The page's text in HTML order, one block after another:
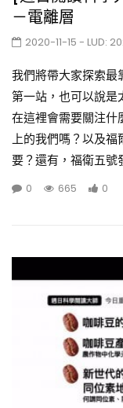
－電離層
2020-11-15 - LUD:
我們將帶大家探索
第一站，也可以說是
在這裡會需要關注什
上的我們嗎？以及
要？還有，福衛五號
0 665 0